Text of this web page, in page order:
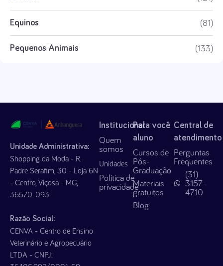
Equinos (81)
Pequenos Animais (133)
Unidade Administrativa:
Shopping da Moda - R.
Padre Serafim, 30 - Loja 6N
- Centro, Viçosa - MG,
36570-093
Razão Social:
CENVA - Centro de Ensino
Veterinário e Agropecuário
LTDA - CNPJ:
Institucional
Quem
somos
Unidades
Política de
privacidade
Para você
aluno
Cursos de
Pós-
Graduação
Materiais
gratuitos
Blog
Central de
atendimento
Perguntas
Frequentes
(31)
3157-
4710